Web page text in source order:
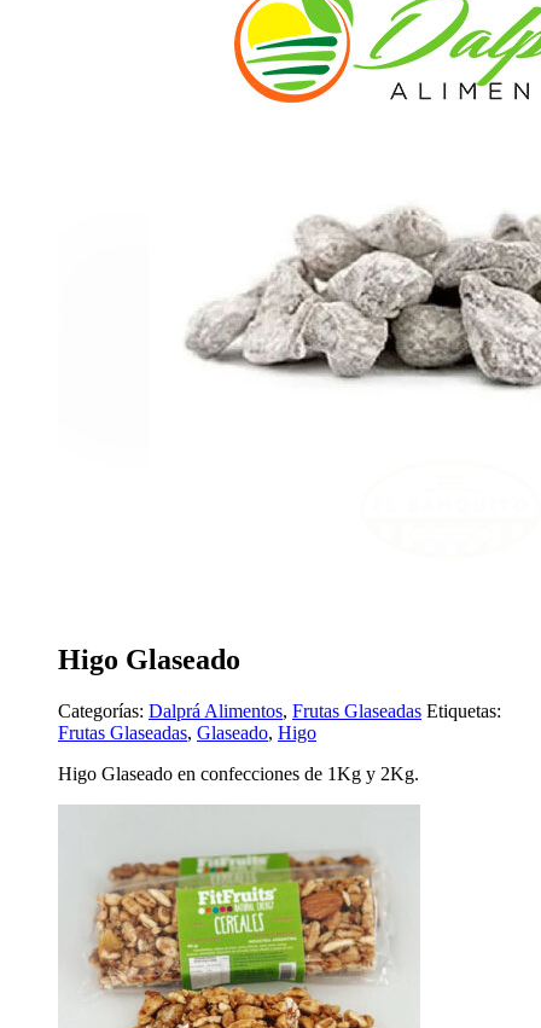
Higo Glaseado
Categorías: Dalprá Alimentos, Frutas Glaseadas Etiquetas:
Frutas Glaseadas, Glaseado, Higo
Higo Glaseado en confecciones de 1Kg y 2Kg.